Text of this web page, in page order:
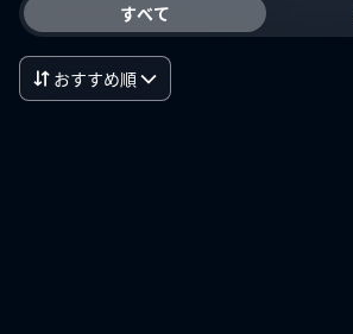
すべて
おすすめ順